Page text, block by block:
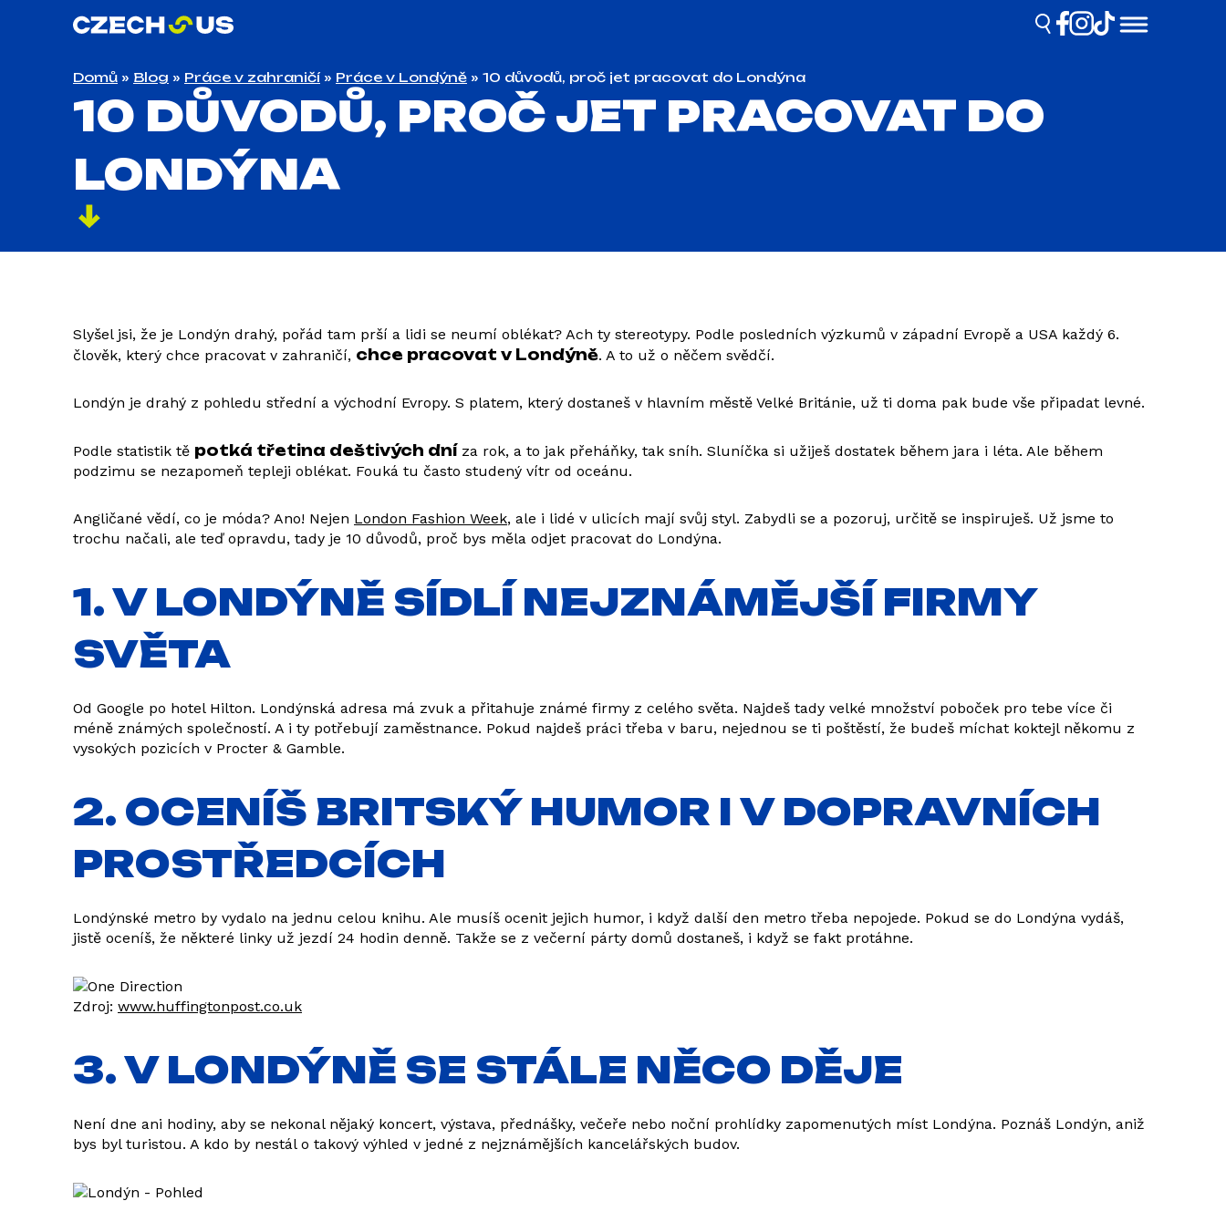
Domů » Blog » Práce v zahraničí» Práce v Londýně » 10 důvodů, proč jet pracovat do Londýna
10 DŮVODŮ, PROČ JET PRACOVAT DO
LONDÝNA
Slyšel jsi, že je Londýn drahý, pořád tam prší a lidi se neumí oblékat? Ach ty stereotypy. Podle posledních výzkumů v západní Evropě a USA každý 6.
člověk, který chce pracovat v zahraničí, chce pracovat v Londýně. A to už o něčem svědčí.
Londýn je drahý z pohledu střední a východní Evropy. S platem, který dostaneš v hlavním městě Velké Británie, už ti doma pak bude vše připadat levné.
Podle statistik tě potká třetina deštivých dní za rok, a to jak přeháňky, tak sníh. Sluníčka si užiješ dostatek během jara i léta. Ale během
podzimu se nezapomeň tepleji oblékat. Fouká tu často studený vítr od oceánu.
Angličané vědí, co je móda? Ano! Nejen London Fashion Week, ale i lidé v ulicích mají svůj styl. Zabydli se a pozoruj, určitě se inspiruješ. Už jsme to
trochu načali, ale teď opravdu, tady je 10 důvodů, proč bys měla odjet pracovat do Londýna.
1. V LONDÝNĚ SÍDLÍ NEJZNÁMĚJŠÍ FIRMY
SVĚTA
Od Google po hotel Hilton. Londýnská adresa má zvuk a přitahuje známé firmy z celého světa. Najdeš tady velké množství poboček pro tebe více či
méně známých společností. A i ty potřebují zaměstnance. Pokud najdeš práci třeba v baru, nejednou se ti poštěstí, že budeš míchat koktejl někomu z
vysokých pozicích v Procter & Gamble.
2. OCENÍŠ BRITSKÝ HUMOR I V DOPRAVNÍCH
PROSTŘEDCÍCH
Londýnské metro by vydalo na jednu celou knihu. Ale musíš ocenit jejich humor, i když další den metro třeba nepojede. Pokud se do Londýna vydáš,
jistě oceníš, že některé linky už jezdí 24 hodin denně. Takže se z večerní párty domů dostaneš, i když se fakt protáhne.
Zdroj: www.huffingtonpost.co.uk
3. V LONDÝNĚ SE STÁLE NĚCO DĚJE
Není dne ani hodiny, aby se nekonal nějaký koncert, výstava, přednášky, večeře nebo noční prohlídky zapomenutých míst Londýna. Poznáš Londýn, aniž
bys byl turistou. A kdo by nestál o takový výhled v jedné z nejznámějších kancelářských budov.